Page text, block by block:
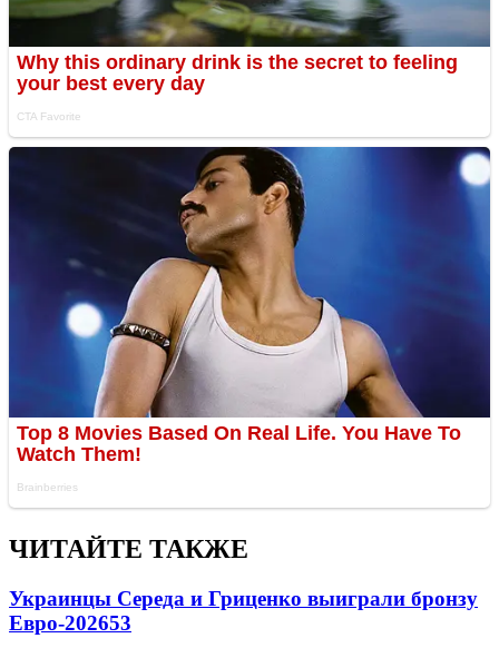
ЧИТАЙТЕ ТАКЖЕ
Украинцы Середа и Гриценко выиграли бронзу
Евро-202653